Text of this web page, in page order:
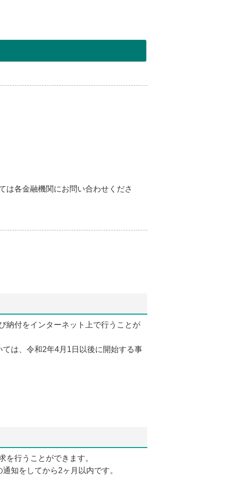
は各金融機関にお問い合わせくださ
納付をインターネット上で行うことが
は、令和2年4月1日以後に開始する事
行うことができます。
知をしてから2ヶ月以内です。